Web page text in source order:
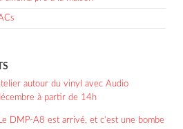
autour du vinyl avec Audio
à partir de 14h
Le DMP-A8 est arrivé, et c’est une bombe